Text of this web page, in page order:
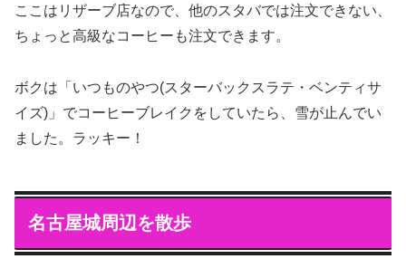
ここはリザーブ店なので、他のスタバでは注文できない、
ちょっと高級なコーヒーも注文できます。
ボクは「いつものやつ(スターバックスラテ・ベンティサ
イズ)」でコーヒーブレイクをしていたら、雪が止んでい
ました。ラッキー！
名古屋城周辺を散歩